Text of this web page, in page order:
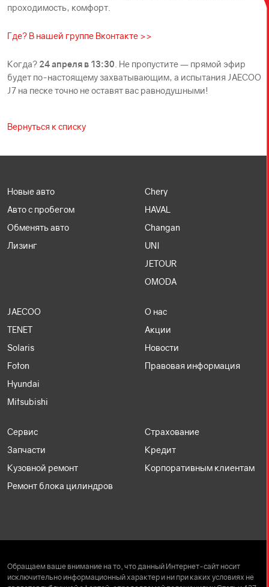
проходимость, комфорт.
Где? В нашей группе Вконтакте >>
Когда? 24 апреля в 13:30 . Не пропустите — прямой эфир
будет по-настоящему захватывающим, а испытания JAECOO
J7 на песке точно не оставят вас равнодушными!
Вернуться к списку
Новые авто
Авто с пробегом
Обменять авто
Лизинг
Chery
HAVAL
Changan
UNI
JETOUR
OMODA
JAECOO
TENET
Solaris
Foton
Hyundai
Mitsubishi
О нас
Акции
Новости
Правовая информация
Сервис
Запчасти
Кузовной ремонт
Ремонт блока цилиндров
Страхование
Кредит
Корпоративным клиентам
Обращаем ваше внимание на то, что данный Интернет-сайт носит
исключительно информационный характер и ни при каких условиях не